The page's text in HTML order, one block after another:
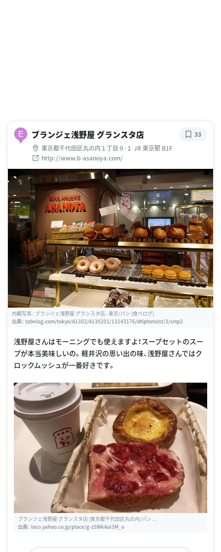
E ブランジェ浅野屋 グランスタ店
東京都千代田区丸の内１丁目９-１ JR 東京駅 B1F
http://www.b-asanoya.com/
33
内観写真 : ブランジェ浅野屋 グランスタ店 - 東京/パン [食べログ]
出典： tabelog.com/tokyo/A1302/A130201/13143176/dtlphotolst/3/smp2
浅野屋さんはモーニングでも使えますよ！スープセットのスー
プが本当美味しいの。軽井沢の思い出の味、浅野屋さんではク
ロックムッシュが一番好きです。
ブランジェ浅野屋 グランスタ店 [東京都千代田区丸の内/パン ...
出典： loco.yahoo.co.jp/place/g-z5WkAoi3M_o